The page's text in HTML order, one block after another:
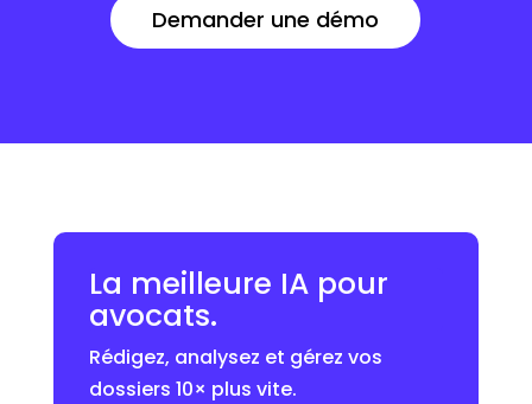
Demander une démo
La meilleure IA pour
avocats.
Rédigez, analysez et gérez vos
dossiers 10× plus vite.